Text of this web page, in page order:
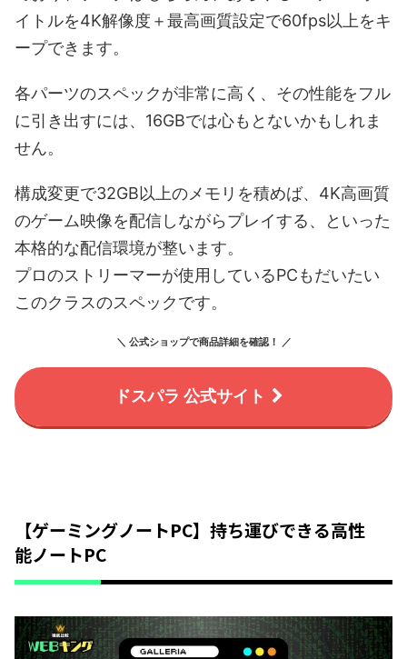
イトルを4K解像度＋最高画質設定で60fps以上をキ
ープできます。
各パーツのスペックが非常に高く、その性能をフル
に引き出すには、16GBでは心もとないかもしれま
せん。
構成変更で32GB以上のメモリを積めば、4K高画質
のゲーム映像を配信しながらプレイする、といった
本格的な配信環境が整います。
プロのストリーマーが使用しているPCもだいたい
このクラスのスペックです。
＼ 公式ショップで商品詳細を確認！ ／
ドスパラ 公式サイト
【ゲーミングノートPC】持ち運びできる高性
能ノートPC